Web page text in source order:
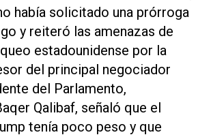
había solicitado una prórroga
y reiteró las amenazas de
estadounidense por la
del principal negociador
del Parlamento,
Qalibaf, señaló que ⁠el
tenía poco peso y que